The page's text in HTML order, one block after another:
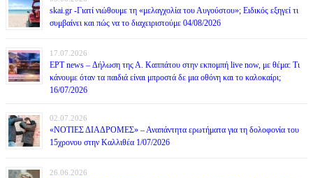
skai.gr -Γιατί νιώθουμε τη «μελαγχολία του Αυγούστου»; Ειδικός εξηγεί τι
συμβαίνει και πώς να το διαχειριστούμε 04/08/2026
17.07.2026
ΕΡΤ news – Δήλωση της Α. Καππάτου στην εκπομπή live now, με θέμα: Τι
κάνουμε όταν τα παιδιά είναι μπροστά δε μια οθόνη και το καλοκαίρι;
16/07/2026
02.07.2026
«ΝΟΤΙΕΣ ΔΙΑΔΡΟΜΕΣ» – Αναπάντητα ερωτήματα για τη δολοφονία του
15χρονου στην Καλλιθέα 1/07/2026
26.06.2026